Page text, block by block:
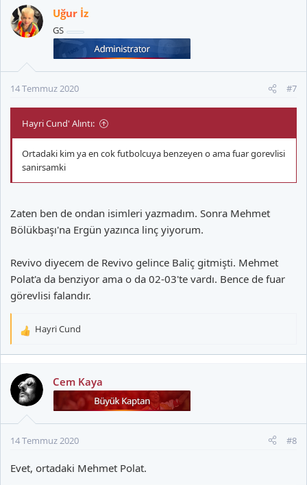
k
i
l
Uğur İz
GS
14 Temmuz 2020 #7
Hayri Cund' Alıntı:
Ortadaki kim ya en cok futbolcuya benzeyen o ama fuar gorevlisi
sanirsamki
Zaten ben de ondan isimleri yazmadım. Sonra Mehmet
Bölükbaşı'na Ergün yazınca linç yiyorum.
Revivo diyecem de Revivo gelince Baliç gitmişti. Mehmet
Polat'a da benziyor ama o da 02-03'te vardı. Bence de fuar
görevlisi falandır.
T
k
i
l
:
Hayri Cund
Cem Kaya
14 Temmuz 2020 #8
Evet, ortadaki Mehmet Polat.